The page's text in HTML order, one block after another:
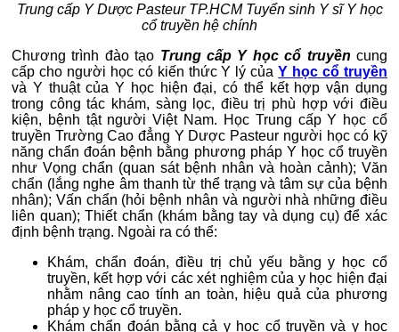
Trung cấp Y Dược Pasteur TP.HCM Tuyển sinh Y sĩ Y học
cổ truyền hệ chính
Chương trình đào tạo Trung cấp Y học cổ truyền cung
cấp cho người học có kiến thức Y lý củaY học cổ truyền
và Y thuật của Y học hiện đại, có thể kết hợp vận dụng
trong công tác khám, sàng lọc, điều trị phù hợp với điều
kiện, bệnh tật người Việt Nam. Học Trung cấp Y học cổ
truyền Trường Cao đẳng Y Dược Pasteur người học có kỹ
năng chẩn đoán bệnh bằng phương pháp Y học cổ truyền
như Vọng chẩn (quan sát bệnh nhân và hoàn cảnh); Văn
chẩn (lắng nghe âm thanh từ thể trạng và tâm sự của bệnh
nhân); Vấn chẩn (hỏi bệnh nhân và người nhà những điều
liên quan); Thiết chẩn (khám bằng tay và dụng cụ) để xác
định bệnh trạng. Ngoài ra có thể:
Khám, chẩn đoán, điều trị chủ yếu bằng y học cổ
truyền, kết hợp với các xét nghiệm của y học hiện đại
nhằm nâng cao tính an toàn, hiệu quả của phương
pháp y học cổ truyền.
Khám chẩn đoán bằng cả y học cổ truyền và y học